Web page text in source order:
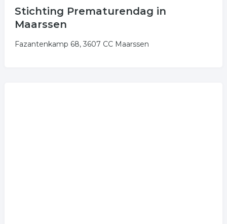
Stichting Prematurendag in
Maarssen
Fazantenkamp 68, 3607 CC Maarssen